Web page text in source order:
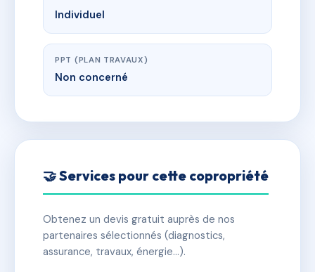
Individuel
PPT (PLAN TRAVAUX)
Non concerné
🤝 Services pour cette copropriété
Obtenez un devis gratuit auprès de nos
partenaires sélectionnés (diagnostics,
assurance, travaux, énergie…).